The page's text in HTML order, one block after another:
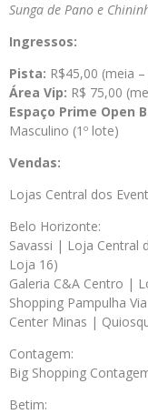
Sunga de Pano e
Ingressos:
Pista: R$45,00 (meia
Área Vip: R$ 75,00
Espaço Prime Open
Masculino (1º lote)
Vendas:
Lojas Central dos
Belo Horizonte:
Savassi | Loja Central
Loja 16)
Galeria C&A Centro |
Shopping Pampulha
Center Minas |
Contagem:
Big Shopping
Betim: